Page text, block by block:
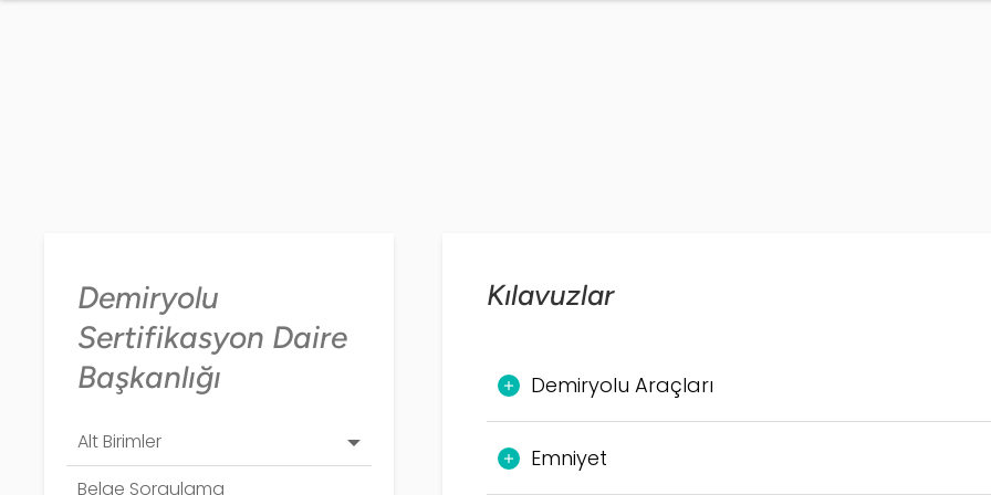
Demiryolu
Sertifikasyon Daire
Başkanlığı
Alt Birimler
Belge Sorgulama
Kılavuzlar
Demiryolu Araçları
Emniyet